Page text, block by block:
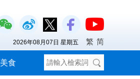
美食
2026年08月07日 星期五 繁 简